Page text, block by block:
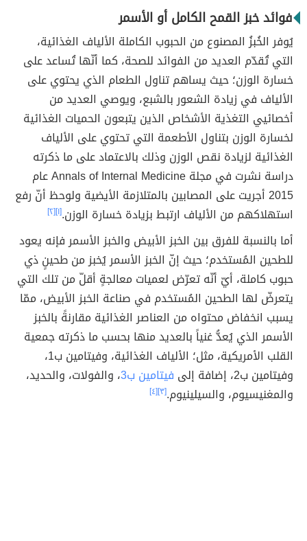
فوائد خبز القمح الكامل أو الأسمر
يُوفر الخُبزُ المصنوع من الحبوب الكاملة الألياف الغذائية،
التي تُقدّم العديد من الفوائد للصحة، كما أنّها تُساعد على
خسارة الوزن؛ حيث يساهم تناول الطعام الذي يحتوي على
الألياف في زيادة الشعور بالشبع، ويوصي العديد من
أخصائيي التغذية الأشخاص الذين يتبعون الحميات الغذائية
لخسارة الوزن بتناول الأطعمة التي تحتوي على الألياف
الغذائية لزيادة نقص الوزن وذلك بالاعتماد على ما ذكرته
دراسة نشرت في مجلة Annals of Internal Medicine عام
2015 أجريت على المصابين بالمتلازمة الأيضية ولوحظ أنّ رفع
استهلاكهم من الألياف ارتبط بزيادة خسارة الوزن.[١] [٢]
أما بالنسبة للفرق بين الخبز الأبيض والخبز الأسمر فإنه يعود
للطحين المُستخدم؛ حيث إنّ الخبز الأسمر يُخبز من طحينٍ ذي
حبوب كاملة، أيّ أنّه تعرّض لعميات معالجةٍ أقلّ من تلك التي
يتعرضّ لها الطحين المُستخدم في صناعة الخبز الأبيض، ممّا
يسبب انخفاض محتواه من العناصر الغذائية مقارنةً بالخبز
الأسمر الذي يُعدُّ غنياً بالعديد منها بحسب ما ذكرته جمعية
القلب الأمريكية، مثل؛ الألياف الغذائية، وفيتامين ب1،
وفيتامين ب2، إضافة إلى
فيتامين ب3 ، والفولات، والحديد،
والمغنيسيوم، والسيلينيوم.[٣] [٤]